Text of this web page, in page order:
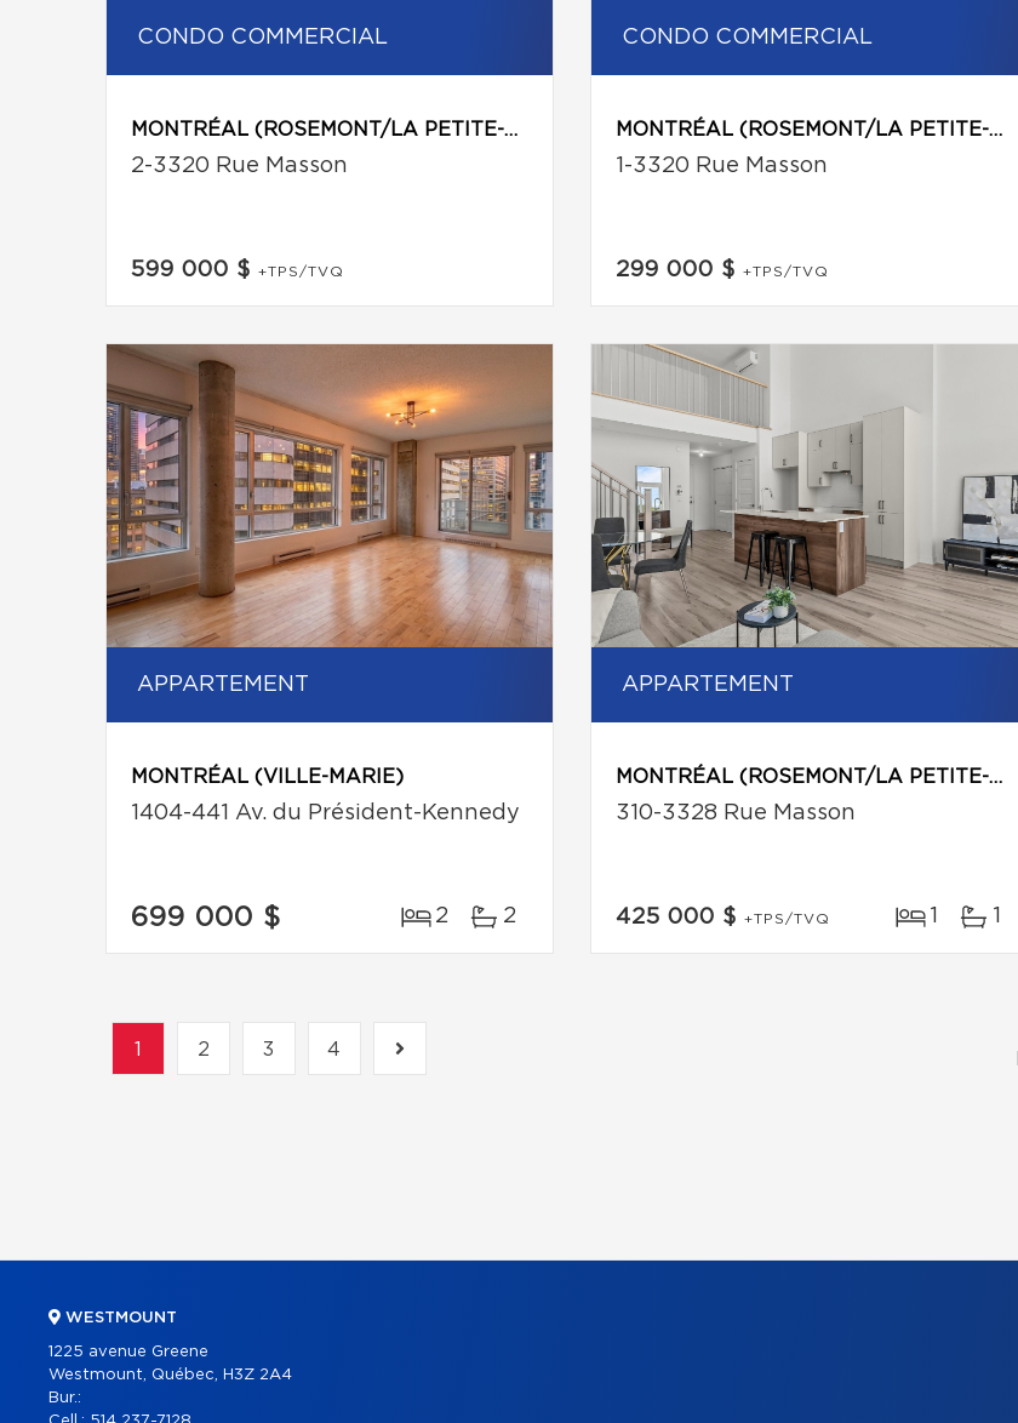
CONDO COMMERCIAL
MONTRÉAL (ROSEMONT/LA PETITE-PATRIE)
2-3320 Rue Masson
599 000 $ +TPS/TVQ
CONDO COMMERCIAL
MONTRÉAL (ROSEMONT/LA PETITE-PATRIE)
1-3320 Rue Masson
299 000 $ +TPS/TVQ
APPARTEMENT
MONTRÉAL (VILLE-MARIE)
1404-441 Av. du Président-Kennedy
699 000 $ 2 2
APPARTEMENT
MONTRÉAL (ROSEMONT/LA PETITE-PATRIE)
310-3328 Rue Masson
425 000 $ +TPS/TVQ 1 1
1 2 3 4
WESTMOUNT
1225 avenue Greene
Westmount, Québec, H3Z 2A4
Bur.: